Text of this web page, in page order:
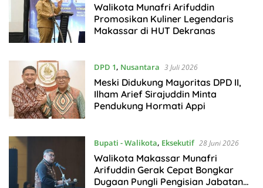
Walikota Munafri Arifuddin
Promosikan Kuliner Legendaris
Makassar di HUT Dekranas
DPD 1, Nusantara 3 Juli 2026
Meski Didukung Mayoritas DPD II,
Ilham Arief Sirajuddin Minta
Pendukung Hormati Appi
Bupati - Walikota, Eksekutif 28 Juni 2026
Walikota Makassar Munafri
Arifuddin Gerak Cepat Bongkar
Dugaan Pungli Pengisian Jabatan